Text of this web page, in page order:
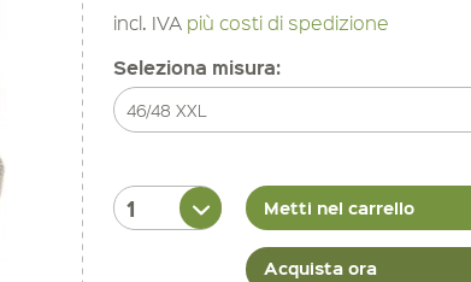
incl. IVA più costi di spedizione
Seleziona misura:
Metti nel carrello
Acquista ora